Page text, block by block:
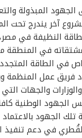
المبذولة
آخر يندرج تحت
النظيفة في
في المنطقة
في الطاقة
عمل المنظمة
والجهات
الجهود الوطنية
الجهود
في دعم تنفيذ